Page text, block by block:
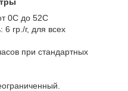
0C до 52C
6 гр./г, для всех
при стандартных